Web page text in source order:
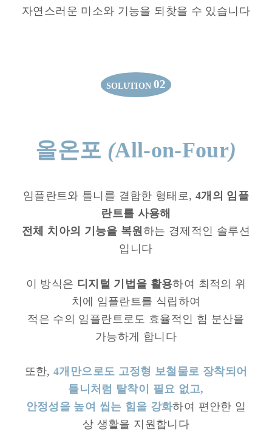
자연스러운 미소와 기능을 되찾을 수 있습니다
SOLUTION 02
올온포 (All-on-Four)
임플란트와 틀니를 결합한 형태로, 4개의 임플
란트를 사용해
전체 치아의 기능을 복원하는 경제적인 솔루션
입니다
이 방식은 디지털 기법을 활용하여 최적의 위
치에 임플란트를 식립하여
적은 수의 임플란트로도 효율적인 힘 분산을
가능하게 합니다
또한,4개만으로도 고정형 보철물로 장착되어
틀니처럼 탈착이 필요 없고,
안정성을 높여 씹는 힘을 강화하여 편안한 일
상 생활을 지원합니다